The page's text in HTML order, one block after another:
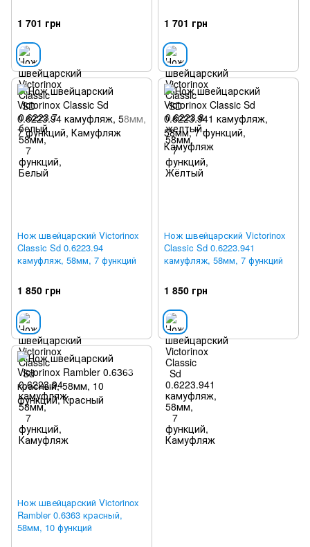
1 701 грн 1 701 грн
Нож швейцарский Victorinox
Classic Sd 0.6223.94
камуфляж, 58мм, 7 функций
1 850 грн
Нож швейцарский Victorinox
Classic Sd 0.6223.941
камуфляж, 58мм, 7 функций
1 850 грн
Нож швейцарский Victorinox
Rambler 0.6363 красный,
58мм, 10 функций